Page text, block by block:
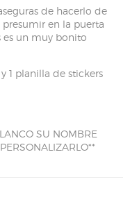
de hacerlo de
en la puerta
es un muy bonito
1 planilla de stickers
SU NOMBRE